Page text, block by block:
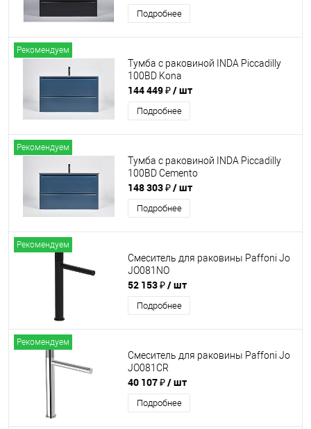
Подробнее
Рекомендуем
Тумба с раковиной INDA Piccadilly
100BD Kona
144 449 ₽/ шт
Подробнее
Рекомендуем
Тумба с раковиной INDA Piccadilly
100BD Cemento
148 303 ₽/ шт
Подробнее
Рекомендуем
Смеситель для раковины Paffoni Jo
JO081NO
52 153 ₽/ шт
Подробнее
Рекомендуем
Смеситель для раковины Paffoni Jo
JO081CR
40 107 ₽/ шт
Подробнее